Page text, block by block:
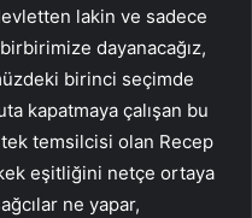
lakin ve sadece
dayanacağız,
birinci seçimde
kapatmaya çalışan bu
temsilcisi olan Recep
eşitliğini netçe ortaya
ne yapar,